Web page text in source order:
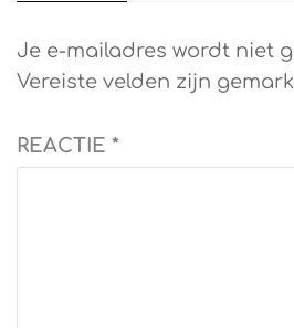
Je e-mailadres wordt niet
Vereiste velden zijn
REACTIE *